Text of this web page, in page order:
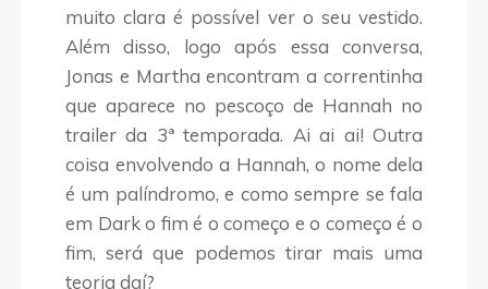
muito clara é possível ver o seu vestido.
Além disso, logo após essa conversa,
Jonas e Martha encontram a correntinha
que aparece no pescoço de Hannah no
trailer da 3ª temporada. Ai ai ai! Outra
coisa envolvendo a Hannah, o nome dela
é um palíndromo, e como sempre se fala
em Dark o fim é o começo e o começo é o
fim, será que podemos tirar mais uma
teoria daí?